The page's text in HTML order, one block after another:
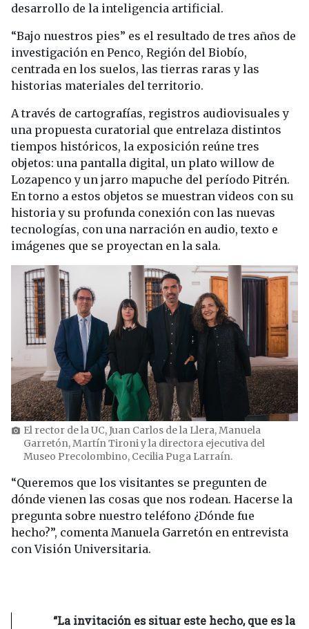
desarrollo de la inteligencia artificial.
“Bajo nuestros pies” es el resultado de tres años de
investigación en Penco, Región del Biobío,
centrada en los suelos, las tierras raras y las
historias materiales del territorio.
A través de cartografías, registros audiovisuales y
una propuesta curatorial que entrelaza distintos
tiempos históricos, la exposición reúne tres
objetos: una pantalla digital, un plato willow de
Lozapenco y un jarro mapuche del período Pitrén.
En torno a estos objetos se muestran videos con su
historia y su profunda conexión con las nuevas
tecnologías, con una narración en audio, texto e
imágenes que se proyectan en la sala.
photo_camera El rector de la UC, Juan Carlos de la Llera, Manuela
Garretón, Martín Tironi y la directora ejecutiva del
Museo Precolombino, Cecilia Puga Larraín.
“Queremos que los visitantes se pregunten de
dónde vienen las cosas que nos rodean. Hacerse la
pregunta sobre nuestro teléfono ¿Dónde fue
hecho?”, comenta Manuela Garretón en entrevista
con Visión Universitaria.
“La invitación es situar este hecho, que es la